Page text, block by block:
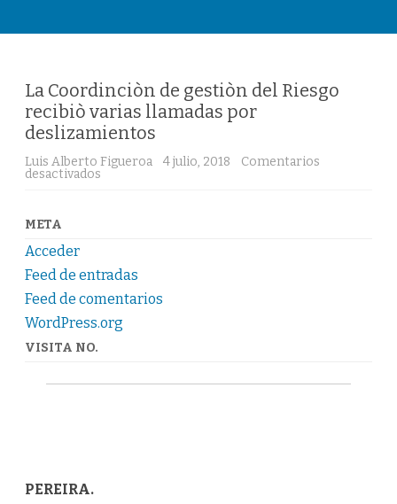
La Coordinciòn de gestiòn del Riesgo
recibiò varias llamadas por
deslizamientos
Luis Alberto Figueroa 4 julio, 2018
Comentarios
desactivados en
varias
llamadas
por
META
Acceder
Feed de entradas
Feed de comentarios
WordPress.org
VISITA NO.
PEREIRA.